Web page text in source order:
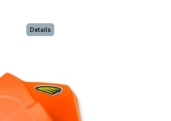
Details